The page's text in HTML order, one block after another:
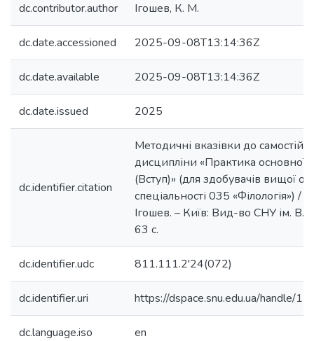
dc.contributor.author Ігошев, К. М.
dc.date.accessioned 2025-09-08T13:14:36Z
dc.date.available 2025-09-08T13:14:36Z
dc.date.issued 2025
dc.identifier.citation
Методичні вказівки до
дисципліни «Практика основної
(Вступ)» (для здобувачів вищої
спеціальності 035 «Філологія») /
Ігошев. – Київ: Вид-во СНУ ім. В.
63 с.
dc.identifier.udc 811.111.2'24(072)
dc.identifier.uri https://dspace.snu.edu.ua/handle/
dc.language.iso en